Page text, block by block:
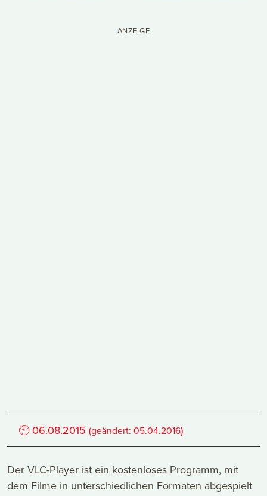
ANZEIGE
🕙 06.08.2015 (geändert:05.04.2016)
Der VLC-Player ist ein kostenloses Programm, mit
dem Filme in unterschiedlichen Formaten abgespielt